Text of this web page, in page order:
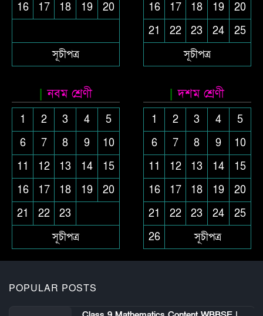
16
17 18 19 20
সূচীপত্র
16
17 18 19
20
21
22 23 24
25
সূচীপত্র
নবম শ্রেণী
1 2 3 4
5
6
7 8 9
10
11
12 13 14
15
16
17 18 19
20
21
22
23
সূচীপত্র
দশম শ্রেণী
1 2 3 4
5
6
7 8 9
10
11
12 13 14
15
16
17 18 19
20
21
22 23 24
25
26
সূচীপত্র
POPULAR POSTS